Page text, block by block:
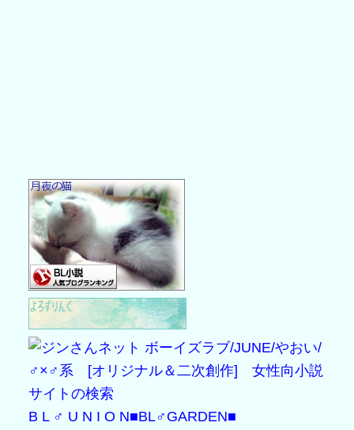
B L ♂ U N I O N■BL♂GARDEN■